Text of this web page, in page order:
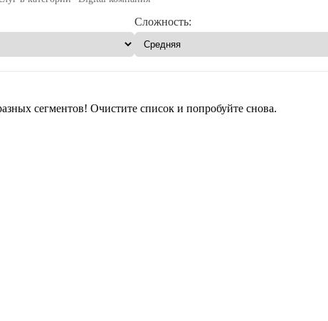
Сложность:
сегментов! Очистите список и попробуйте снова.